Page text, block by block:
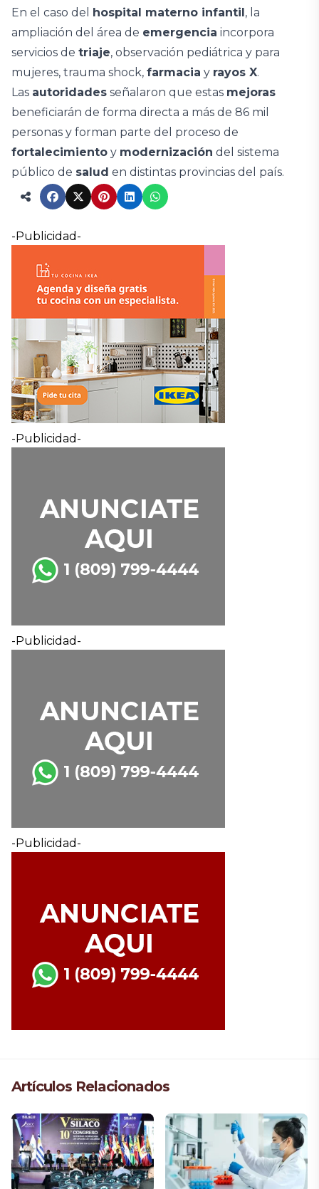
En el caso del hospital materno infantil, la
ampliación del área de emergencia incorpora
servicios de triaje, observación pediátrica y para
mujeres, trauma shock, farmacia y rayos X.
Las autoridades señalaron que estas mejoras
beneficiarán de forma directa a más de 86 mil
personas y forman parte del proceso de
fortalecimiento y modernización del sistema
público de salud en distintas provincias del país.
-Publicidad-
-Publicidad-
-Publicidad-
-Publicidad-
Artículos Relacionados